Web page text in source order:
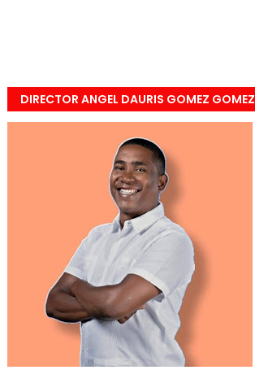
DIRECTOR ANGEL DAURIS GOMEZ GOMEZ